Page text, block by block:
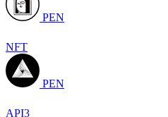
PEN
NFT
PEN
API3